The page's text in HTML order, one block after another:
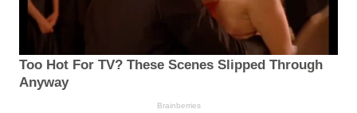
Too Hot For TV? These Scenes Slipped Through
Anyway
Brainberries